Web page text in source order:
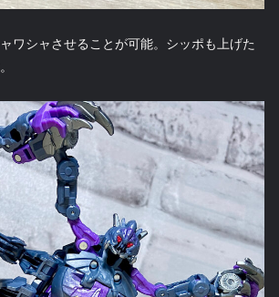
ワシャさせることが可能。シッポも上げた